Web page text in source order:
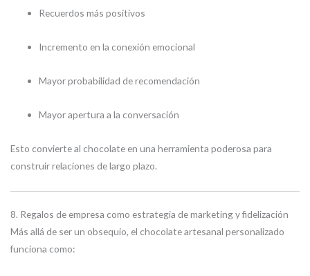
Recuerdos más positivos
Incremento en la conexión emocional
Mayor probabilidad de recomendación
Mayor apertura a la conversación
Esto convierte al chocolate en una herramienta poderosa para
construir relaciones de largo plazo.
8. Regalos de empresa como estrategia de marketing y fidelización
Más allá de ser un obsequio, el chocolate artesanal personalizado
funciona como: